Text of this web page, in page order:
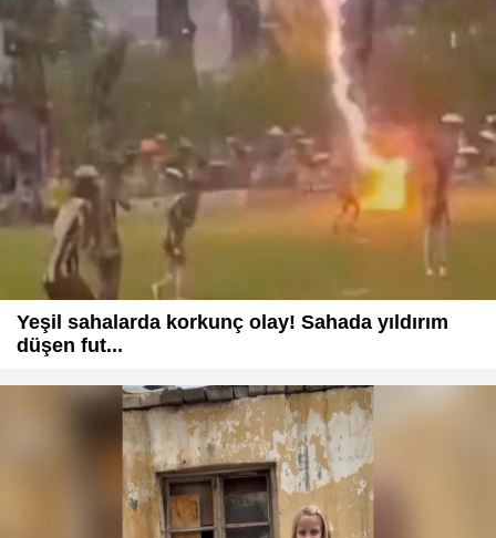
Yeşil sahalarda korkunç olay! Sahada yıldırım
düşen fut...